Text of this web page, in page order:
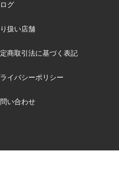
グ
扱い店舗
商取引法に基づく表記
イバシーポリシー
い合わせ